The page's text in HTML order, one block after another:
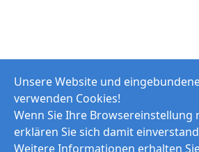
Unsere Website und
verwenden Cookies!
Wenn Sie Ihre Browsereinstellung
erklären Sie sich damit
Weitere Informationen erhalten